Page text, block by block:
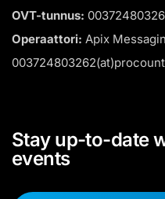
OVT-tunnus:
Operaattori: Apix
Stay up-to-date
events